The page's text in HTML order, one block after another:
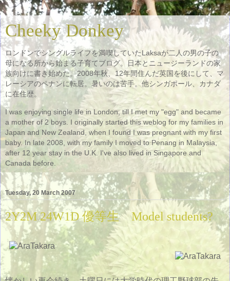
Cheeky Donkey
ロンドンでシングルライフを満喫していたLaksaが二人の男の子の
母になる所から始まる子育てブログ。日本とニュージーランドの家
族向けに書き始めた。2008年秋、12年間住んだ英国を後にして、マ
レーシアのペナンに転居。暑いのは苦手。他シンガポール、カナダ
に在住歴。
I was enjoying single life in London, till I met my "egg" and became
a mother of 2 boys. I originally started this weblog for my families in
Japan and New Zealand, when I found I was pregnant with my first
baby. In late 2008, with my family I moved to Penang in Malaysia,
after 12 year stay in the U.K. I've also lived in Singapore and
Canada before.
Tuesday, 20 March 2007
2Y2M 24W1D 優等生 Model students?